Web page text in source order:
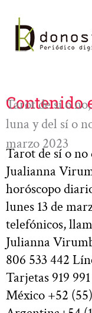
contenido
Contenido
Tarot de sí o
luna y del sí o
marzo 2023
Tarot de sí o
Jualianna
horóscopo
lunes 13 de
telefónicos,
Julianna
806 533 442
Tarjetas 919
México +52